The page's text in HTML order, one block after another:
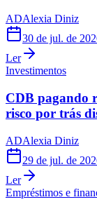
ADAlexia Diniz
30 de jul. de
Ler
Investimentos
CDB pagando
risco por trás
ADAlexia Diniz
29 de jul. de
Ler
Empréstimos e